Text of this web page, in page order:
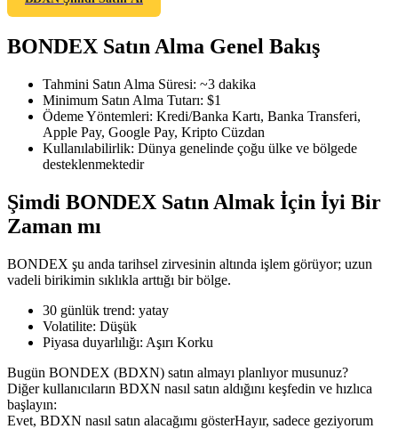
COIN-M Vadeli İşlemleri
TradFi
Hisse senetleri, döviz, değerli metaller ve emtia türevleri
USDC Vadeli İşlemleri
USDC'yi teminat olarak kullanan vadeli işlemler
BONDEX Satın Alma Genel Bakış
Tahmini Satın Alma Süresi: ~3 dakika
Minimum Satın Alma Tutarı: $1
Ödeme Yöntemleri: Kredi/Banka Kartı, Banka Transferi,
Apple Pay, Google Pay, Kripto Cüzdan
Kullanılabilirlik: Dünya genelinde çoğu ülke ve bölgede
desteklenmektedir
Şimdi BONDEX Satın Almak İçin İyi Bir
Zaman mı
BONDEX şu anda tarihsel zirvesinin altında işlem görüyor; uzun
vadeli birikimin sıklıkla arttığı bir bölge.
30 günlük trend: yatay
Volatilite: Düşük
Piyasa duyarlılığı: Aşırı Korku
Bugün BONDEX (BDXN) satın almayı planlıyor musunuz?
Diğer kullanıcıların BDXN nasıl satın aldığını keşfedin ve hızlıca
başlayın:
Evet, BDXN nasıl satın alacağımı gösterHayır, sadece geziyorum